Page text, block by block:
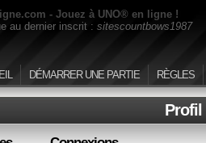
- Jouez à UNO® en ligne !
au dernier inscrit : sitescountbows1987
DÉMARRER UNE PARTIE RÈGLES